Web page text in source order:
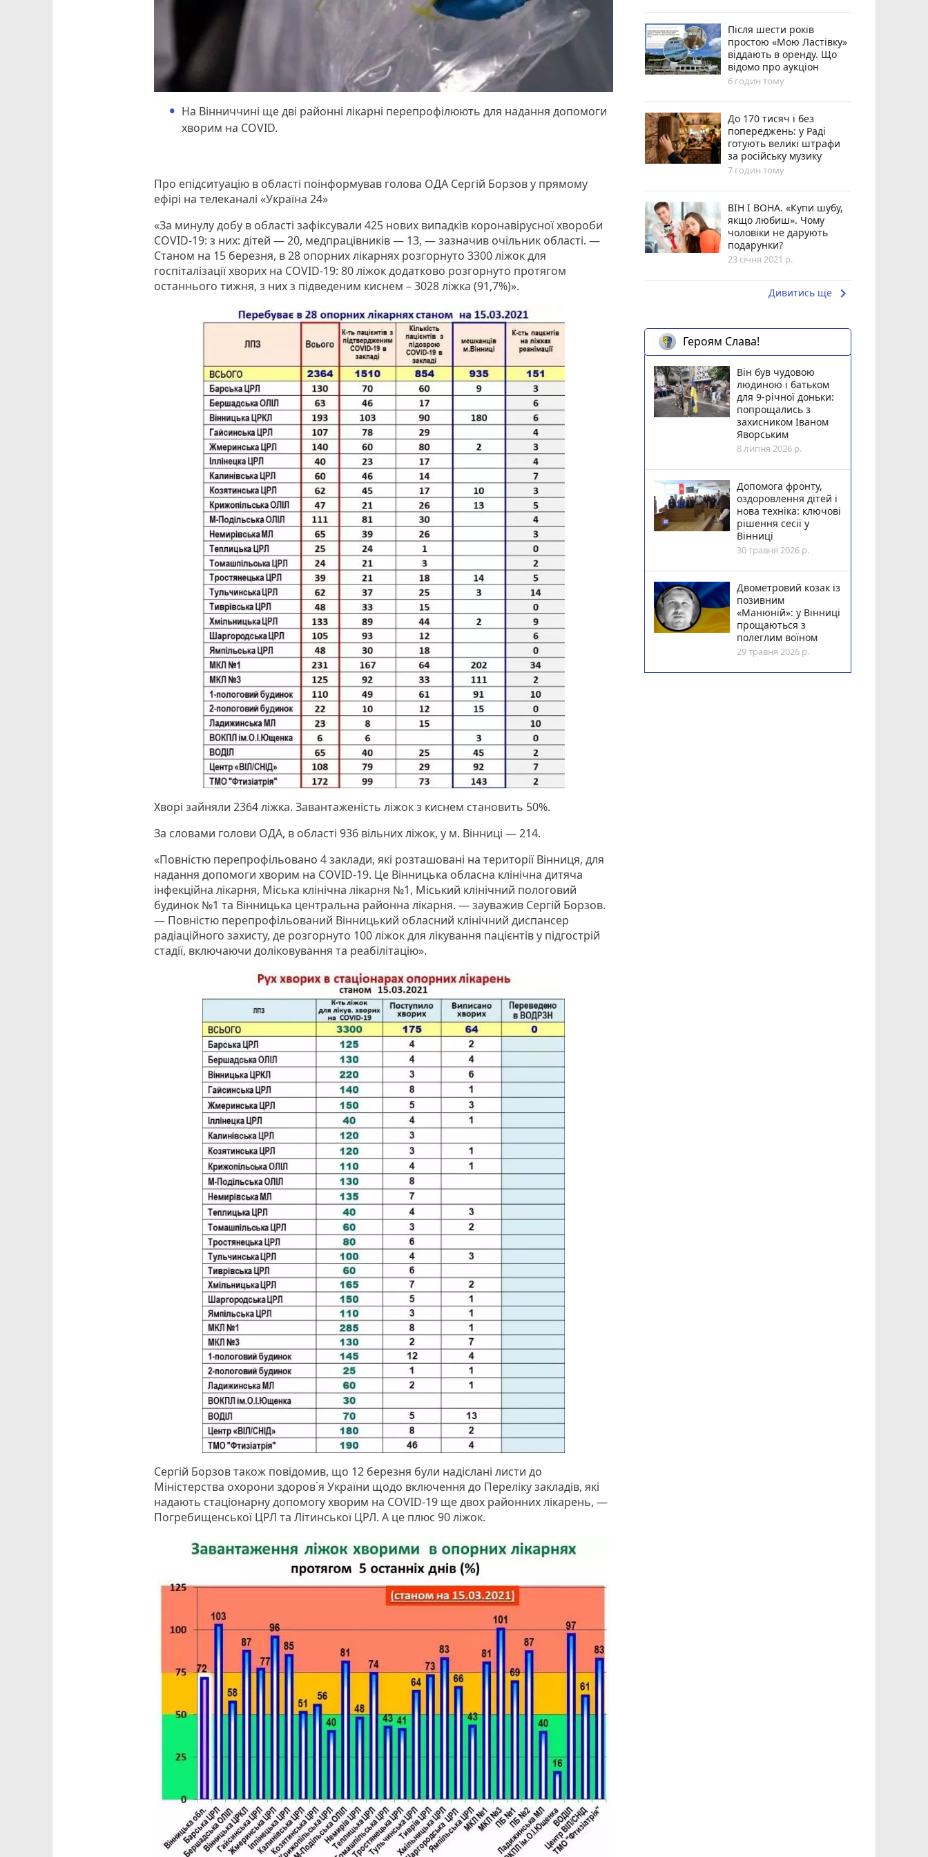
На Вінниччині ще дві районні лікарні перепрофілюють для надання допомоги
хворим на COVID.
Про епідситуацію в області поінформував голова ОДА Сергій Борзов у прямому
ефірі на телеканалі «Україна 24»
«За минулу добу в області зафіксували 425 нових випадків коронавірусної хвороби
COVID-19: з них: дітей — 20, медпрацівників — 13, — зазначив очільник області. —
Станом на 15 березня, в 28 опорних лікарнях розгорнуто 3300 ліжок для
госпіталізації хворих на COVID-19: 80 ліжок додатково розгорнуто протягом
останнього тижня, з них з підведеним киснем – 3028 ліжка (91,7%)».
Хворі зайняли 2364 ліжка. Завантаженість ліжок з киснем становить 50%.
За словами голови ОДА, в області 936 вільних ліжок, у м. Вінниці — 214.
«Повністю перепрофільовано 4 заклади, які розташовані на території Вінниця, для
надання допомоги хворим на COVID-19. Це Вінницька обласна клінічна дитяча
інфекційна лікарня, Міська клінічна лікарня №1, Міський клінічний пологовий
будинок №1 та Вінницька центральна районна лікарня. — зауважив Сергій Борзов.
— Повністю перепрофільований Вінницький обласний клінічний диспансер
радіаційного захисту, де розгорнуто 100 ліжок для лікування пацієнтів у підгострій
стадії, включаючи доліковування та реабілітацію».
Сергій Борзов також повідомив, що 12 березня були надіслані листи до
Міністерства охорони здоров᾽я України щодо включення до Переліку закладів, які
надають стаціонарну допомогу хворим на COVID-19 ще двох районних лікарень, —
Погребищенської ЦРЛ та Літинської ЦРЛ. А це плюс 90 ліжок.
Після шести років
простою «Мою Ластівку»
віддають в оренду. Що
відомо про аукціон
6 годин тому
До 170 тисяч і без
попереджень: у Раді
готують великі штрафи
за російську музику
7 годин тому
ВІН І ВОНА. «Купи шубу,
якщо любиш». Чому
чоловіки не дарують
подарунки?
23 січня 2021 р.
Дивитись ще keyboard_arrow_right
Героям Слава!
Він був чудовою
людиною і батьком
для 9-річної доньки:
попрощались з
захисником Іваном
Яворським
8 липня 2026 р.
Допомога фронту,
оздоровлення дітей і
нова техніка: ключові
рішення сесії у
Вінниці
30 травня 2026 р.
Двометровий козак із
позивним
«Манюній»: у Вінниці
прощаються з
полеглим воїном
29 травня 2026 р.